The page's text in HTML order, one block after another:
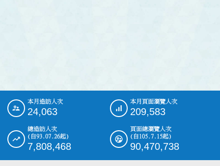
::: 本月造訪人次
24,063
本月頁面瀏覽人次
209,583
總造訪人次
(自93.07.26起)
7,808,468
頁面總瀏覽人次
(自105.7.15起)
90,470,738